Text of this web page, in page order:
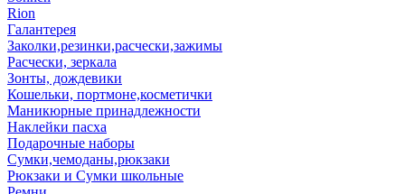
Rion
Галантерея
Заколки,резинки,расчески,зажимы
Расчески, зеркала
Зонты, дождевики
Кошельки, портмоне,косметички
Маникюрные принадлежности
Наклейки пасха
Подарочные наборы
Сумки,чемоданы,рюкзаки
Рюкзаки и Сумки школьные